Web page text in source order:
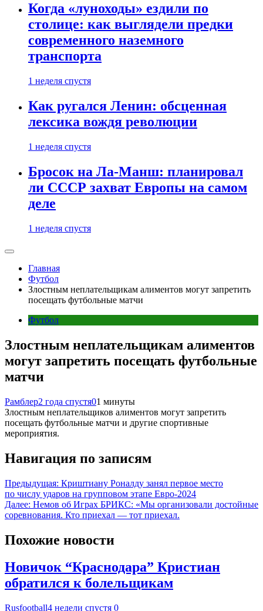
Когда «луноходы» ездили по
столице: как выглядели предки
современного наземного
транспорта
1 неделя спустя
Как ругался Ленин: обсценная
лексика вождя революции
1 неделя спустя
Бросок на Ла-Манш: планировал
ли СССР захват Европы на самом
деле
1 неделя спустя
Главная
Футбол
Злостным неплательщикам алиментов могут запретить
посещать футбольные матчи
Футбол
Злостным неплательщикам алиментов
могут запретить посещать футбольные
матчи
Рамблер2 года спустя01 минуты
Злостным неплательщиков алиментов могут запретить
посещать футбольные матчи и другие спортивные
мероприятия.
Навигация по записям
Предыдущая: Криштиану Роналду занял первое место
по числу ударов на групповом этапе Евро-2024
Далее: Немов об Играх БРИКС: «Мы организовали достойные
соревнования. Кто приехал — тот приехал.
Похожие новости
Новичок “Краснодара” Кристиан
обратился к болельщикам
Rusfootball4 недели спустя 0